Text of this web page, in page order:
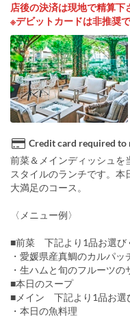
店後の決済は現地で精算下
※デビットカードは非推奨で
Credit card required to
前菜＆メインディッシュを
スタイルのランチです。本
大満足のコース。
〈メニュー例〉
■前菜 下記より1品お選び
・愛媛県産真鯛のカルパ
・生ハムと旬のフルーツ
■本日のスープ
■メイン 下記より1品お選
・本日の魚料理